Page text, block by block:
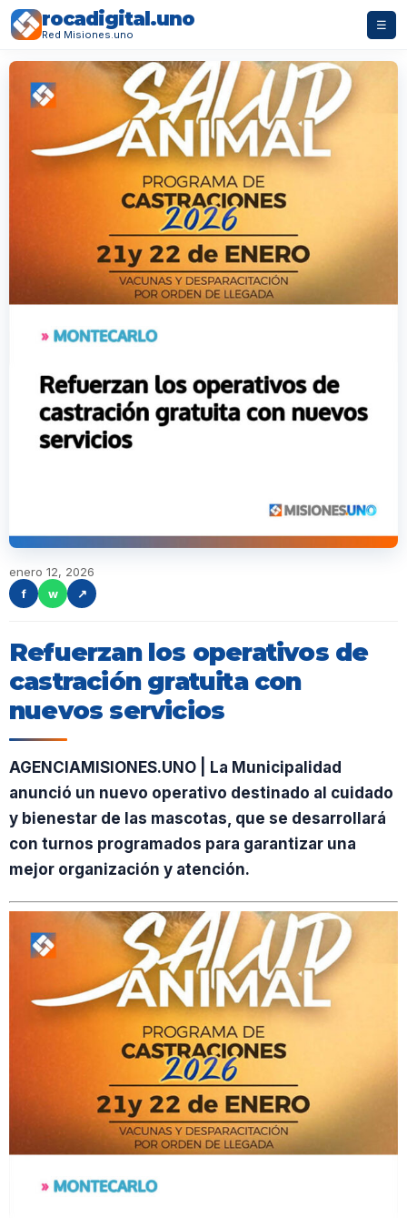
rocadigital.uno
Red Misiones.uno
☰
enero 12, 2026
f
w ↗
Refuerzan los operativos de
castración gratuita con
nuevos servicios
AGENCIAMISIONES.UNO | La Municipalidad
anunció un nuevo operativo destinado al cuidado
y bienestar de las mascotas, que se desarrollará
con turnos programados para garantizar una
mejor organización y atención.